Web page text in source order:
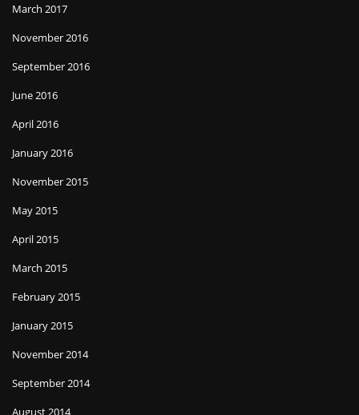
March 2017
November 2016
September 2016
June 2016
April 2016
January 2016
November 2015
May 2015
April 2015
March 2015
February 2015
January 2015
November 2014
September 2014
August 2014